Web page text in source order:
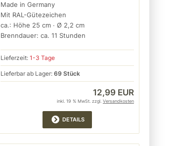
Made in Germany
Mit RAL-Gütezeichen
ca.: Höhe 25 cm · Ø 2,2 cm
Brenndauer: ca. 11 Stunden
Lieferzeit:1-3 Tage
Lieferbar ab Lager:69 Stück
12,99 EUR
inkl. 19 % MwSt. zzgl. Versandkosten
DETAILS